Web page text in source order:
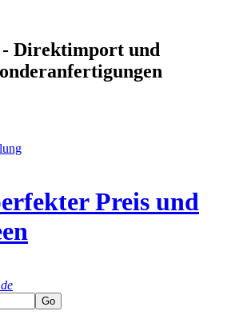
Direktimport und
Preis und
Go